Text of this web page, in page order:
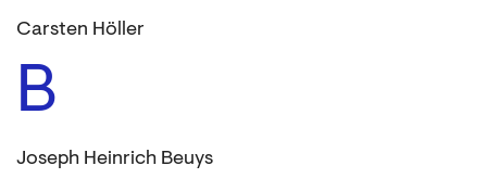
Carsten Höller
B
Joseph Heinrich Beuys